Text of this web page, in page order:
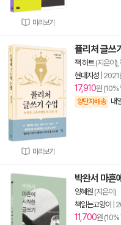
미리보기
미리보기
퓰리처 글쓰
잭 하트(지은이),
현대지성 2021
17,910원 (10%
양탄자배송 내
박완서 마흔
양혜원 (지은이)
책읽는고양이
11,700원